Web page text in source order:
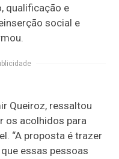
qualificação e
social e
Queiroz, ressaltou
os acolhidos para
“A proposta é trazer
essas pessoas